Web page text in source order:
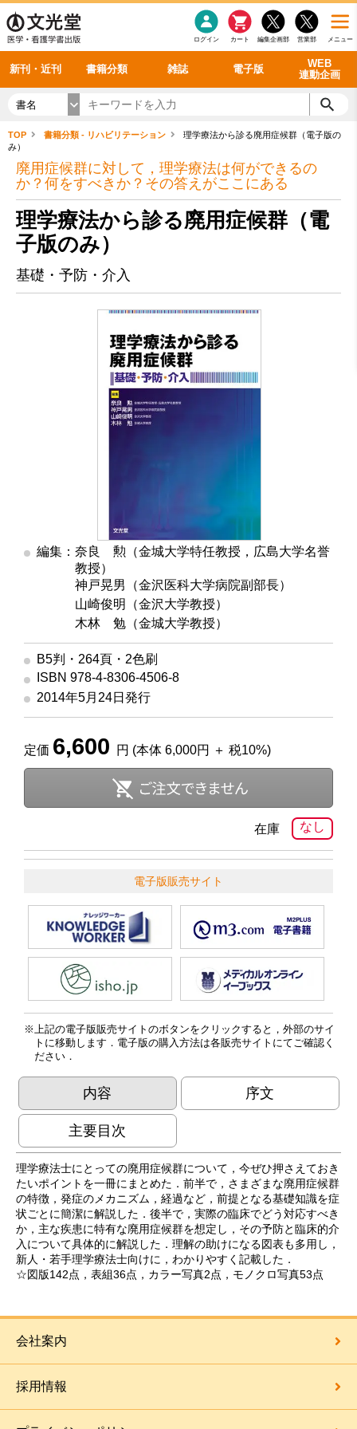
メニュー
営業部
編集企画部
カート
ログイン
新刊・近刊 書籍分類 雑誌 電子版
WEB
連動企画
感染症 老年医学
看護・介護
呼吸器
循環器
シリーズ一覧
雑誌投稿規定
理学療法
雑誌案内・年間購読 最新号 バックナンバー
電子書籍
電子雑誌
書籍「データに基づく臨床動作分析」WEB動画
書籍「眼手術学」WEB動画
書籍「神経症候学 II 改訂第二版」 WEB動画
新刊一覧
今後の発行予定
書名
TOP 書籍分類 - リハビリテーション
理学療法から診る廃用症候群（電子版の
み）
廃用症候群に対して，理学療法は何ができるの
か？何をすべきか？その答えがここにある
理学療法から診る廃用症候群（電
子版のみ）
基礎・予防・介入
編集：奈良 勲（金城大学特任教授，広島大学名誉
教授）
神戸晃男（金沢医科大学病院副部長）
山崎俊明（金沢大学教授）
木林 勉（金城大学教授）
B5判・264頁・2色刷
ISBN 978-4-8306-4506-8
2014年5月24日発行
定価 6,600 円 (本体 6,000円 ＋ 税10%)
なし
在庫
電子版販売サイト
上記の電子版販売サイトのボタンをクリックすると，外部のサイ
トに移動します．電子版の購入方法は各販売サイトにてご確認く
ださい．
内容 序文
主要目次
理学療法士にとっての廃用症候群について，今ぜひ押さえておき
たいポイントを一冊にまとめた．前半で，さまざまな廃用症候群
の特徴，発症のメカニズム，経過など，前提となる基礎知識を症
状ごとに簡潔に解説した．後半で，実際の臨床でどう対応すべき
か，主な疾患に特有な廃用症候群を想定し，その予防と臨床的介
入について具体的に解説した．理解の助けになる図表も多用し，
新人・若手理学療法士向けに，わかりやすく記載した．
☆図版142点，表組36点，カラー写真2点，モノクロ写真53点
会社案内
採用情報